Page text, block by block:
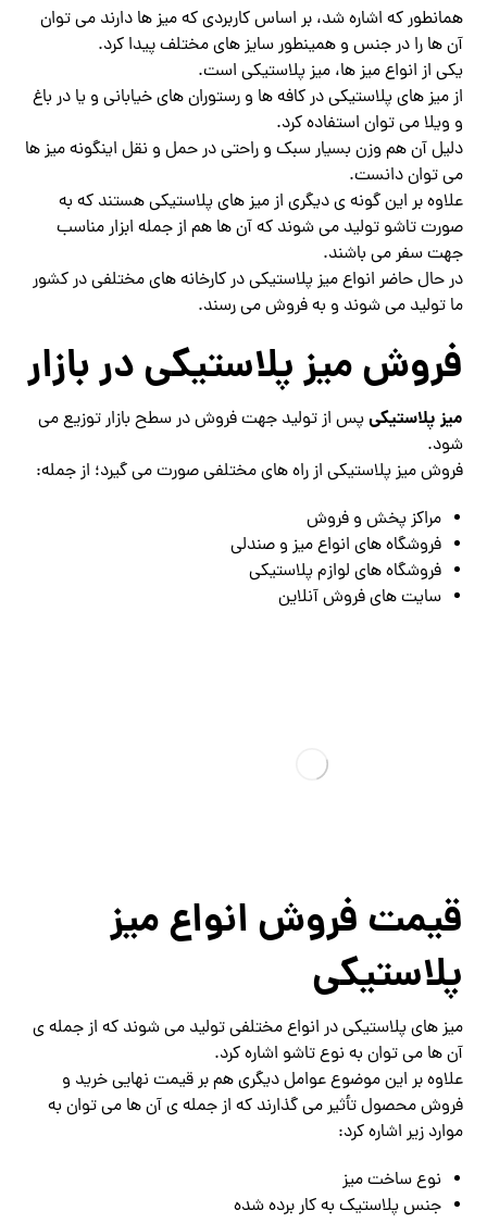
همانطور که اشاره شد، بر اساس کاربردی که میز ها دارند می توان
آن ها را در جنس و همینطور سایز های مختلف پیدا کرد.
یکی از انواع میز ها، میز پلاستیکی است.
از میز های پلاستیکی در کافه ها و رستوران های خیابانی و یا در باغ
و ویلا می توان استفاده کرد.
دلیل آن هم وزن بسیار سبک و راحتی در حمل و نقل اینگونه میز ها
می توان دانست.
علاوه بر این گونه ی دیگری از میز های پلاستیکی هستند که به
صورت تاشو تولید می شوند که آن ها هم از جمله ابزار مناسب
جهت سفر می باشند.
در حال حاضر انواع میز پلاستیکی در کارخانه های مختلفی در کشور
ما تولید می شوند و به فروش می رسند.
فروش میز پلاستیکی در بازار
میز پلاستیکیپس از تولید جهت فروش در سطح بازار توزیع می
شود.
فروش میز پلاستیکی از راه های مختلفی صورت می گیرد؛ از جمله:
مراکز پخش و فروش
فروشگاه های انواع میز و صندلی
فروشگاه های لوازم پلاستیکی
سایت های فروش آنلاین
قیمت فروش انواع میز
پلاستیکی
میز های پلاستیکی در انواع مختلفی تولید می شوند که از جمله ی
آن ها می توان به نوع تاشو اشاره کرد.
علاوه بر این موضوع عوامل دیگری هم بر قیمت نهایی خرید و
فروش محصول تأثیر می گذارند که از جمله ی آن ها می توان به
موارد زیر اشاره کرد:
نوع ساخت میز
جنس پلاستیک به کار برده شده